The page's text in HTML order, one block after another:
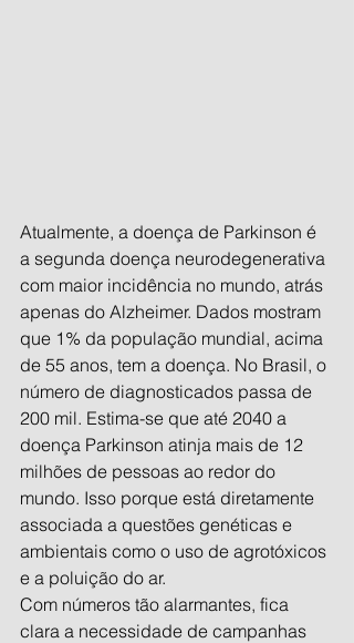
Atualmente, a doença de Parkinson é
a segunda doença neurodegenerativa
com maior incidência no mundo, atrás
apenas do Alzheimer. Dados mostram
que 1% da população mundial, acima
de 55 anos, tem a doença. No Brasil, o
número de diagnosticados passa de
200 mil. Estima-se que até 2040 a
doença Parkinson atinja mais de 12
milhões de pessoas ao redor do
mundo. Isso porque está diretamente
associada a questões genéticas e
ambientais como o uso de agrotóxicos
e a poluição do ar.
Com números tão alarmantes, fica
clara a necessidade de campanhas